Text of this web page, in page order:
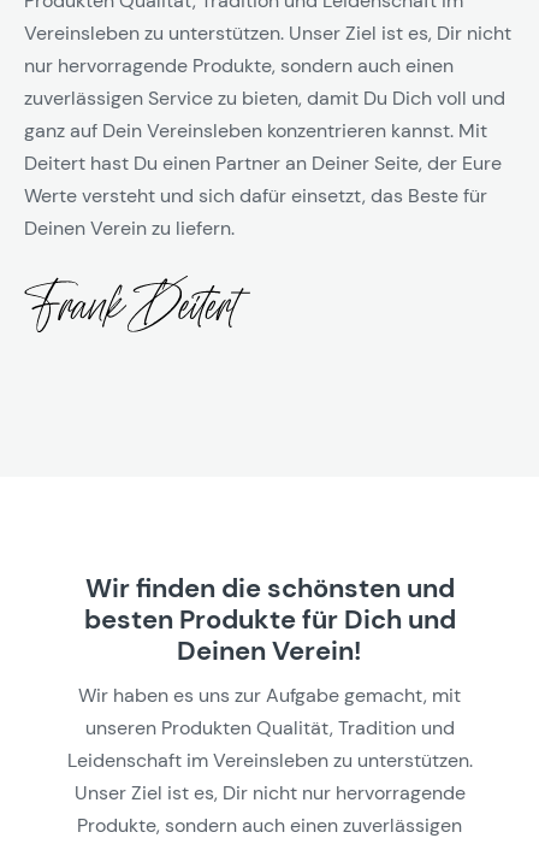
Vereinsleben zu unterstützen. Unser Ziel ist es, Dir nicht
nur hervorragende Produkte, sondern auch einen
zuverlässigen Service zu bieten, damit Du Dich voll und
ganz auf Dein Vereinsleben konzentrieren kannst. Mit
Deitert hast Du einen Partner an Deiner Seite, der Eure
Werte versteht und sich dafür einsetzt, das Beste für
Deinen Verein zu liefern.
Wir finden die schönsten und
besten Produkte für Dich und
Deinen Verein!
Wir haben es uns zur Aufgabe gemacht, mit
unseren Produkten Qualität, Tradition und
Leidenschaft im Vereinsleben zu unterstützen.
Unser Ziel ist es, Dir nicht nur hervorragende
Produkte, sondern auch einen zuverlässigen